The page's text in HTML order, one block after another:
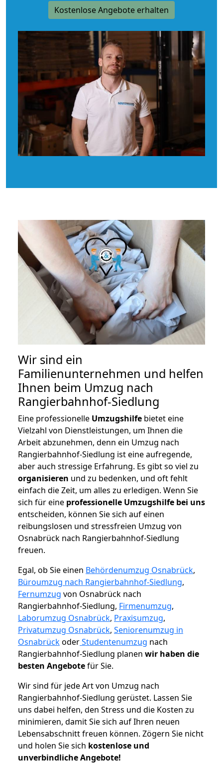
Kostenlose Angebote erhalten
Wir sind ein
Familienunternehmen und helfen
Ihnen beim Umzug nach
Rangierbahnhof-Siedlung
Eine professionelle Umzugshilfe bietet eine
Vielzahl von Dienstleistungen, um Ihnen die
Arbeit abzunehmen, denn ein Umzug nach
Rangierbahnhof-Siedlung ist eine aufregende,
aber auch stressige Erfahrung. Es gibt so viel zu
organisieren und zu bedenken, und oft fehlt
einfach die Zeit, um alles zu erledigen. Wenn Sie
sich für eine professionelle Umzugshilfe bei uns
entscheiden, können Sie sich auf einen
reibungslosen und stressfreien Umzug von
Osnabrück nach Rangierbahnhof-Siedlung
freuen.
Egal, ob Sie einen Behördenumzug Osnabrück,
Büroumzug nach Rangierbahnhof-Siedlung,
Fernumzug von Osnabrück nach
Rangierbahnhof-Siedlung, Firmenumzug,
Laborumzug Osnabrück, Praxisumzug,
Privatumzug Osnabrück, Seniorenumzug in
OsnabrückoderStudentenumzug nach
Rangierbahnhof-Siedlung planen wir haben die
besten Angebotefür Sie.
Wir sind für jede Art von Umzug nach
Rangierbahnhof-Siedlung gerüstet. Lassen Sie
uns dabei helfen, den Stress und die Kosten zu
minimieren, damit Sie sich auf Ihren neuen
Lebensabschnitt freuen können. Zögern Sie nicht
und holen Sie sich kostenlose und
unverbindliche Angebote!